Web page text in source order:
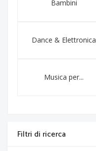
Bambini
Dance & Elettronica
Musica per...
Filtri di ricerca